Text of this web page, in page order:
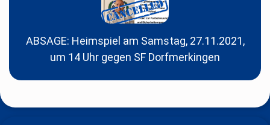
ABSAGE: Heimspiel am Samstag, 27.11.2021,
um 14 Uhr gegen SF Dorfmerkingen